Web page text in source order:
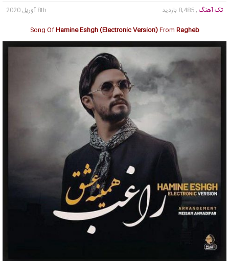
تک آهنگ , 8,485 بازدید
8th آوریل 2020
Song OfHamine Eshgh (Electronic Version)From Ragheb